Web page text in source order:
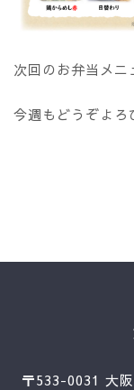
次回のお弁当メニ
今週もどうぞよろ
〒533-0031 大